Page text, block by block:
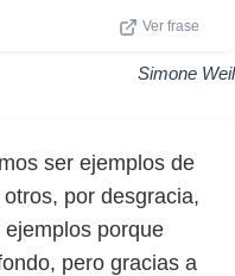
Ver frase
Simone Weil
ser ejemplos de
por desgracia,
porque
pero gracias a